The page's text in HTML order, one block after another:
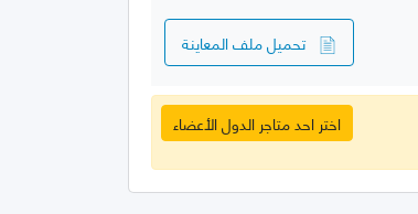
تحميل ملف المعاينة
اختر احد متاجر الدول الأعضاء